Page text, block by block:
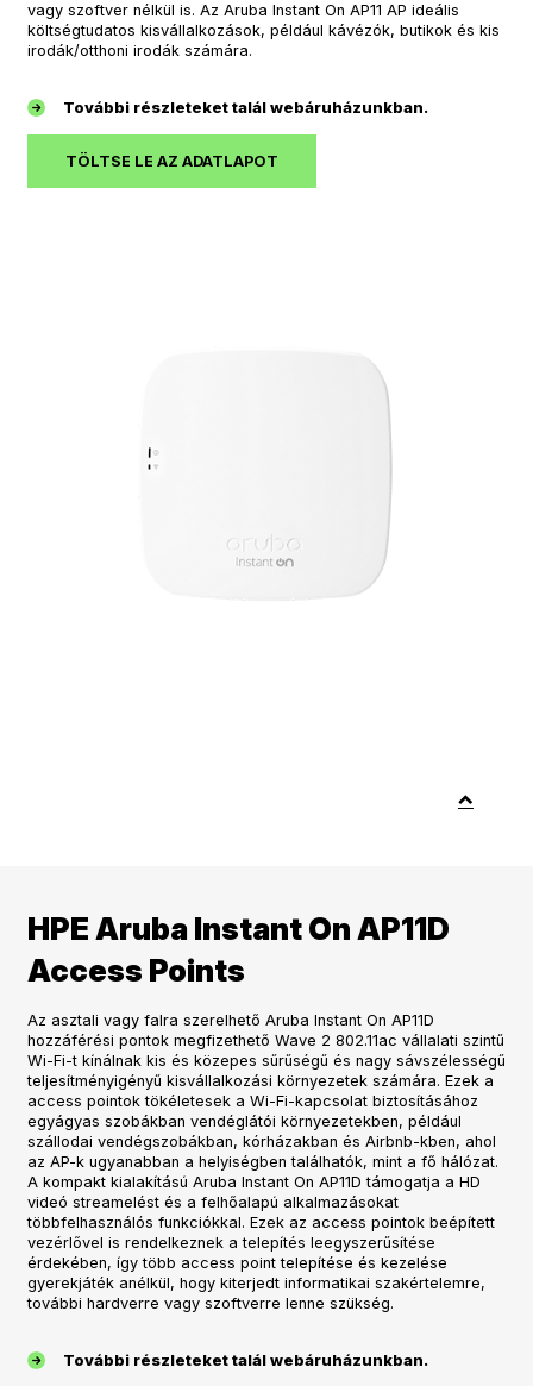
vagy szoftver nélkül is. Az Aruba Instant On AP11 AP ideális
költségtudatos kisvállalkozások, például kávézók, butikok és kis
irodák/otthoni irodák számára.
További részleteket talál webáruházunkban.
TÖLTSE LE AZ ADATLAPOT
HPE Aruba Instant On AP11D
Access Points
Az asztali vagy falra szerelhető Aruba Instant On AP11D
hozzáférési pontok megfizethető Wave 2 802.11ac vállalati szintű
Wi-Fi-t kínálnak kis és közepes sűrűségű és nagy sávszélességű
teljesítményigényű kisvállalkozási környezetek számára. Ezek a
access pointok tökéletesek a Wi-Fi-kapcsolat biztosításához
egyágyas szobákban vendéglátói környezetekben, például
szállodai vendégszobákban, kórházakban és Airbnb-kben, ahol
az AP-k ugyanabban a helyiségben találhatók, mint a fő hálózat.
A kompakt kialakítású Aruba Instant On AP11D támogatja a HD
videó streamelést és a felhőalapú alkalmazásokat
többfelhasználós funkciókkal. Ezek az access pointok beépített
vezérlővel is rendelkeznek a telepítés leegyszerűsítése
érdekében, így több access point telepítése és kezelése
gyerekjáték anélkül, hogy kiterjedt informatikai szakértelemre,
további hardverre vagy szoftverre lenne szükség.
További részleteket talál webáruházunkban.